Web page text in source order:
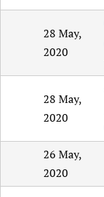
28 May,
2020
28 May,
2020
26 May,
2020